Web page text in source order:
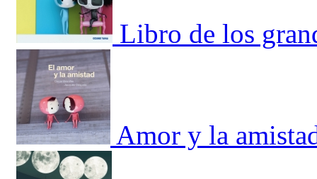
Libro de los
Amor y la